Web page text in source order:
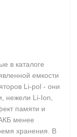
в каталоге
емкости
Li-pol - они
нежели Li-Ion,
памяти и
менее
хранения. В